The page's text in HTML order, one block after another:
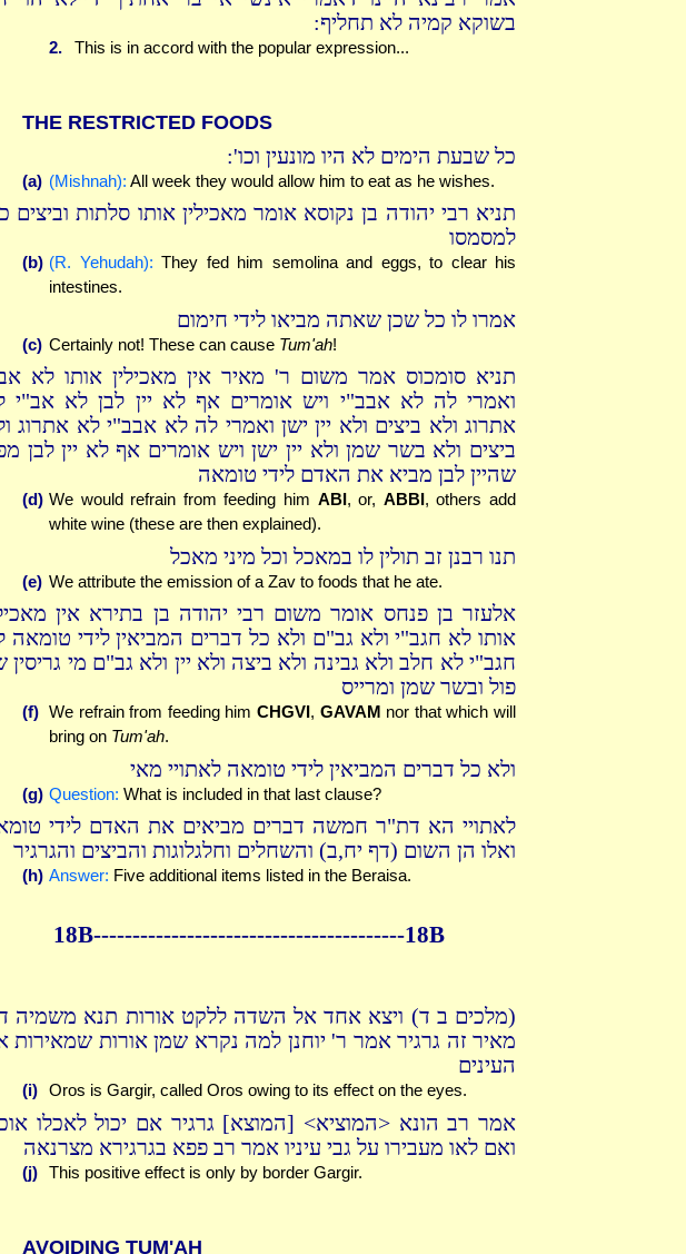
בשוקא קמיה לא תחליף:
2. This is in accord with the popular expression...
THE RESTRICTED FOODS
כל שבעת הימים לא היו מונעין וכו':
(a) (Mishnah): All week they would allow him to eat as he wishes.
תניא רבי יהודה בן נקוסא אומר מאכילין אותו סלתות וביצים
למסמסו
(b) (R. Yehudah): They fed him semolina and eggs, to clear his
intestines.
אמרו לו כל שכן שאתה מביאו לידי חימום
(c) Certainly not! These can cause Tum'ah!
תניא סומכוס אמר משום ר' מאיר אין מאכילין אותו לא
ואמרי לה לא אבב"י ויש אומרים אף לא יין לבן לא אב"י
אתרוג ולא ביצים ולא יין ישן ואמרי לה לא אבב"י לא אתרוג
ביצים ולא בשר שמן ולא יין ישן ויש אומרים אף לא יין לבן
שהיין לבן מביא את האדם לידי טומאה
(d) We would refrain from feeding him ABI, or, ABBI, others add
white wine (these are then explained).
תנו רבנן זב תולין לו במאכל וכל מיני מאכל
(e) We attribute the emission of a Zav to foods that he ate.
אלעזר בן פנחס אומר משום רבי יהודה בן בתירא אין
אותו לא חגב"י ולא גב"ם ולא כל דברים המביאין לידי טומאה
חגב"י לא חלב ולא גבינה ולא ביצה ולא יין ולא גב"ם מי גריסין
פול ובשר שמן ומרייס
(f) We refrain from feeding him CHGVI, GAVAM nor that which will
bring on Tum'ah.
ולא כל דברים המביאין לידי טומאה לאתויי מאי
(g) Question: What is included in that last clause?
לאתויי הא דת"ר חמשה דברים מביאים את האדם לידי
ואלו הן השום (דף יח,ב) והשחלים וחלגלוגות והביצים והגרגיר
(h) Answer: Five additional items listed in the Beraisa.
18B----------------------------------------18B
(מלכים ב ד) ויצא אחד אל השדה ללקט אורות תנא משמיה
מאיר זה גרגיר אמר ר' יוחנן למה נקרא שמן אורות שמאירות
העינים
(i) Oros is Gargir, called Oros owing to its effect on the eyes.
אמר רב הונא <המוציא> [המוצא] גרגיר אם יכול לאכלו
ואם לאו מעבירו על גבי עיניו אמר רב פפא בגרגירא מצרנאה
(j) This positive effect is only by border Gargir.
AVOIDING TUM'AH